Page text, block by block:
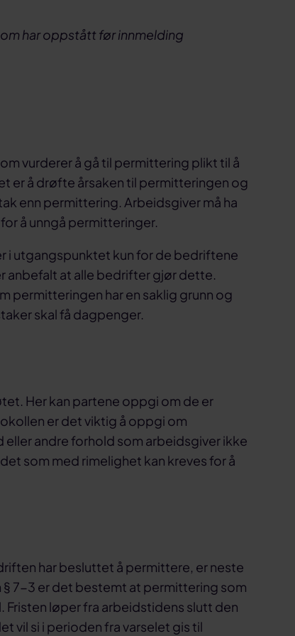
har oppstått før innmelding
vurderer å gå til permittering plikt til å
er å drøfte årsaken til permitteringen og
enn permittering. Arbeidsgiver må ha
å unngå permitteringer.
i utgangspunktet kun for de bedriftene
anbefalt at alle bedrifter gjør dette.
permitteringen har en saklig grunn og
skal få dagpenger.
Her kan partene oppgi om de er
er det viktig å oppgi om
andre forhold som arbeidsgiver ikke
som med rimelighet kan kreves for å
har besluttet å permittere, er neste
7-3 er det bestemt at permittering som
Fristen løper fra arbeidstidens slutt den
vil si i perioden fra varselet gis til